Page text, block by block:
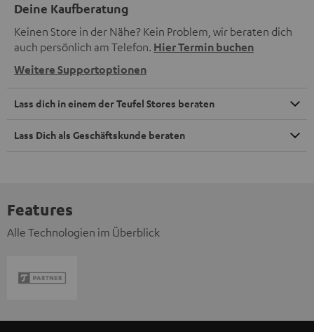
Deine Kaufberatung
Keinen Store in der Nähe? Kein Problem, wir beraten dich
auch persönlich am Telefon. Hier Termin buchen
Weitere Supportoptionen
Lass dich in einem der Teufel Stores beraten
Lass Dich als Geschäftskunde beraten
Features
Alle Technologien im Überblick